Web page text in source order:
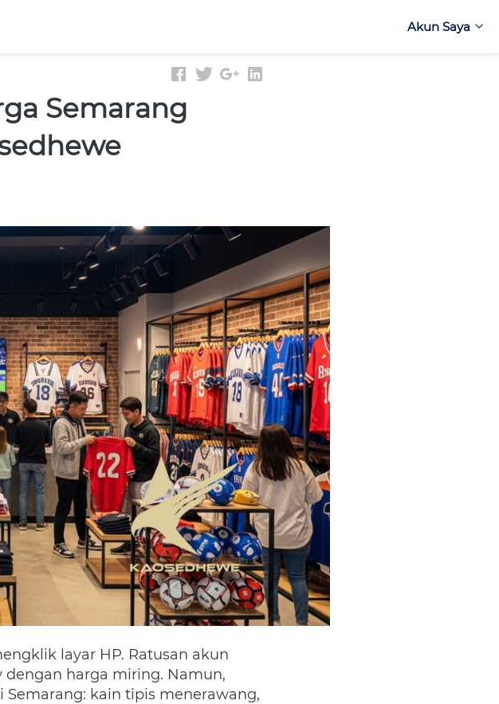
Akun Saya
Akun Saya
Semarang
harga miring. Namun,
kain tipis menerawang,